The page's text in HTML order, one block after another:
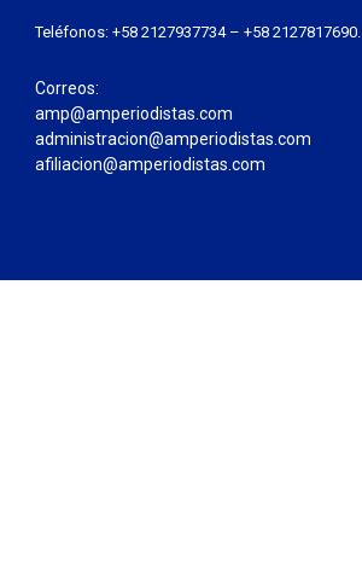
Teléfonos: +58 2127937734 – +58 2127817690.
Correos:
amp@amperiodistas.com
administracion@amperiodistas.com
afiliacion@amperiodistas.com